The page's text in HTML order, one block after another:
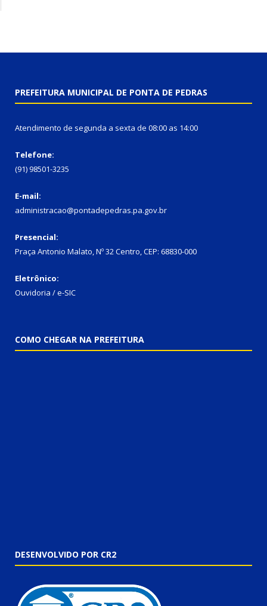
PREFEITURA MUNICIPAL DE PONTA DE PEDRAS
Atendimento de segunda a sexta de 08:00 as 14:00
Telefone:
(91) 98501-3235
E-mail:
administracao@pontadepedras.pa.gov.br
Presencial:
Praça Antonio Malato, Nº 32 Centro, CEP: 68830-000
Eletrônico:
Ouvidoria / e-SIC
COMO CHEGAR NA PREFEITURA
DESENVOLVIDO POR CR2